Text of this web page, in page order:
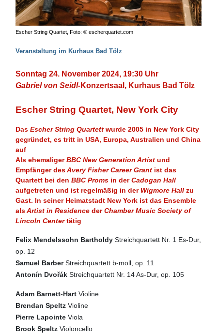
Escher String Quartet, Foto: © escherquartet.com
Veranstaltung im Kurhaus Bad Tölz
Sonntag 24. November 2024, 19:30 Uhr
Gabriel von Seidl-Konzertsaal, Kurhaus Bad Tölz
Escher String Quartet, New York City
Das Escher String Quartett wurde 2005 in New York City
gegründet, es tritt in USA, Europa, Australien und China
auf
Als ehemaligerBBC New Generation Artist und
Empfänger desAvery Fisher Career Grant ist das
Quartett bei den BBC Proms in derCadogan Hall
aufgetreten und ist regelmäßig in derWigmore Hall zu
Gast. In seiner Heimatstadt New York ist das Ensemble
alsArtist in Residence derChamber Music Society of
Lincoln Centertätig
Felix Mendelssohn Bartholdy Streichquartett Nr. 1 Es-Dur,
op. 12
Samuel Barber Streichquartett b-moll, op. 11
Antonín Dvořák Streichquartett Nr. 14 As-Dur, op. 105
Adam Barnett-Hart Violine
Brendan Speltz Violine
Pierre Lapointe Viola
Brook Speltz Violoncello